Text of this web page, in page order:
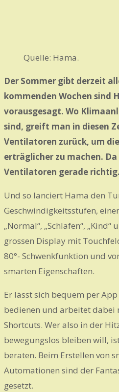
Quelle: Hama.
Der Sommer gibt derzeit
kommenden Wochen sind
vorausgesagt. Wo
sind, greift man in diesen
Ventilatoren zurück, um
erträglicher zu machen.
Ventilatoren gerade richtig.
Und so lanciert Hama den
Geschwindigkeitsstufen,
„Normal“, „Schlafen“, „Kind“
grossen Display mit
80°- Schwenkfunktion und
smarten Eigenschaften.
Er lässt sich bequem per
bedienen und arbeitet dabei
Shortcuts. Wer also in der
bewegungslos bleiben will,
beraten. Beim Erstellen von
Automationen sind der
gesetzt.